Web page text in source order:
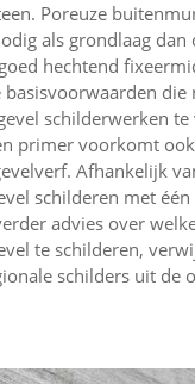
Poreuze
als grondlaag dan
hechtend
die
schilderwerken
primer voorkomt
Afhankelijk
schilderen met
advies over
te schilderen,
schilders uit de